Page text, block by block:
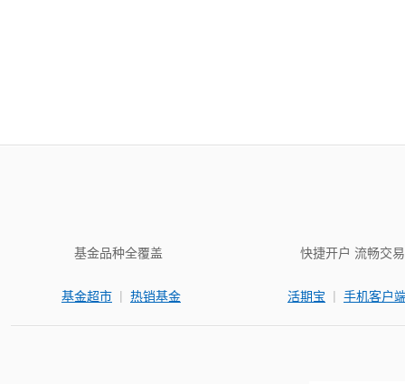
基金品种全覆盖
基金超市 | 热销基金
快捷开户 流畅交易
活期宝 | 手机客户